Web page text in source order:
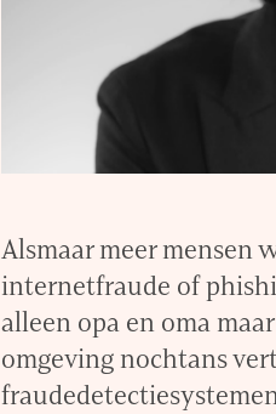
Alsmaar meer mensen
internetfraude of
alleen opa en oma
omgeving nochtans